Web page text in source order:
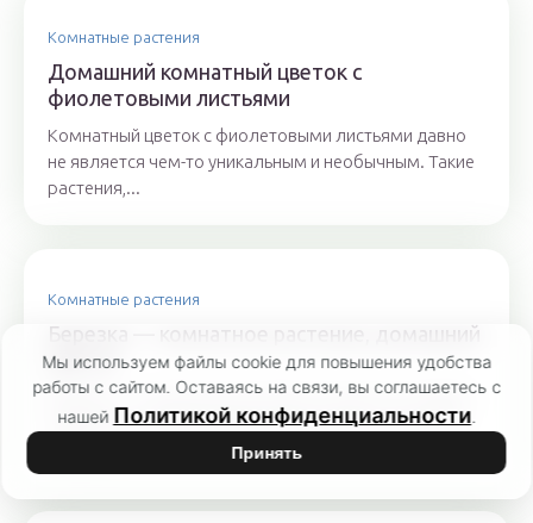
Комнатные растения
Домашний комнатный цветок с
фиолетовыми листьями
Комнатный цветок с фиолетовыми листьями давно
не является чем-то уникальным и необычным. Такие
растения,...
Комнатные растения
Березка — комнатное растение, домашний
цветок
Березка — комнатное растение, которое не требует
повышенного внимания или усиленного ухода. При
Мы используем файлы cookie для повышения удобства
работы с сайтом. Оставаясь на связи, вы соглашаетесь с
нашей Политикой конфиденциальности.
Принять